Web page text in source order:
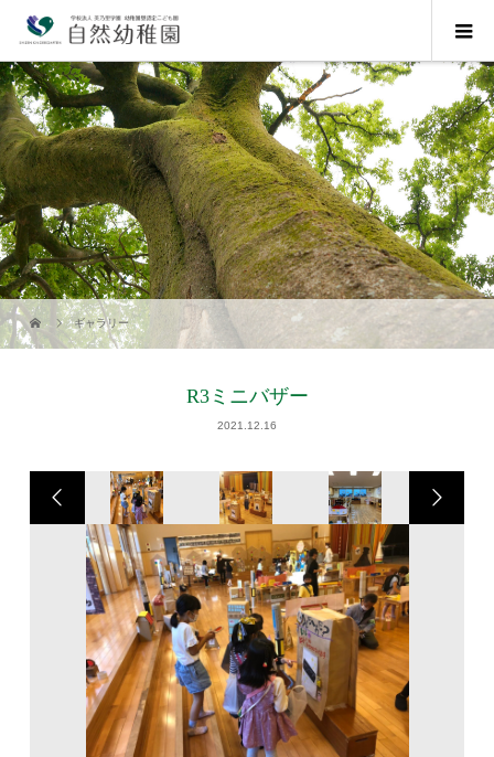
ギャラリー
R3ミニバザー
2021.12.16